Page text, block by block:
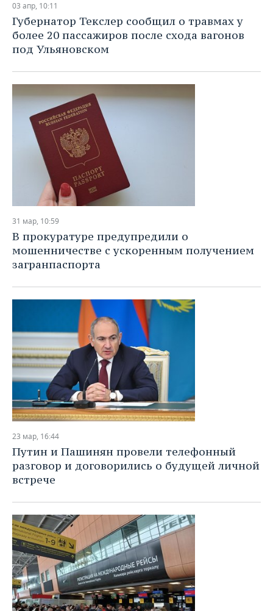
03 апр, 10:11
Губернатор Текслер сообщил о травмах у
более 20 пассажиров после схода вагонов
под Ульяновском
31 мар, 10:59
В прокуратуре предупредили о
мошенничестве с ускоренным получением
загранпаспорта
23 мар, 16:44
Путин и Пашинян провели телефонный
разговор и договорились о будущей личной
встрече